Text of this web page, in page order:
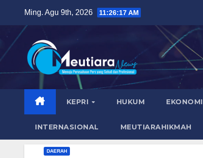
content
Ming. Agu 9th, 2026 11:26:18 AM
KEPRI HUKUM EKONOMI
INTERNASIONAL MEUTIARAHIKMAH
DAERAH